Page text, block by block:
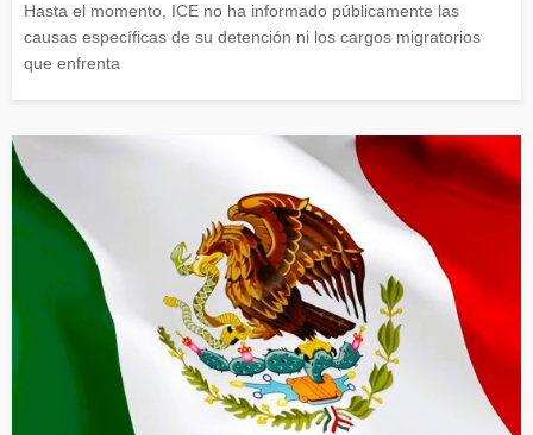
Hasta el momento, ICE no ha informado públicamente las
causas específicas de su detención ni los cargos migratorios
que enfrenta